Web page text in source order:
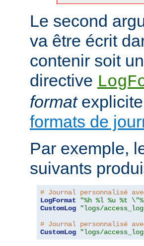
Le second
va être écrit
contenir soit un
directive
formatexplicite
formats de
Par exemple,
suivants
# Journal personnalisé
LogFormat
"%h %l %u %t
CustomLog
"logs/
# Journal personnalisé
CustomLog
"logs/